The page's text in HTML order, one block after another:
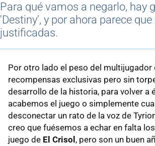
Para qué vamos a negarlo, hay
'Destiny', y por ahora parece
justificadas.
Por otro lado el peso del multijugador
recompensas exclusivas pero sin
desarrollo de la historia, para volver a
acabemos el juego o simplemente
desconectar un rato de la voz de
creo que fuésemos a echar en falta
juego de El Crisol , pero son un buen